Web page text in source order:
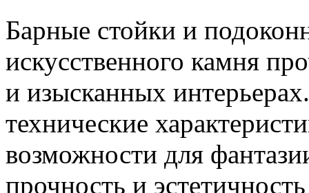
Барные стойки и
искусственного камня
и изысканных
технические
возможности для
прочность и